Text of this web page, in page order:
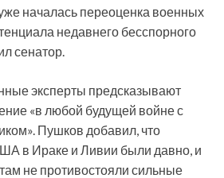
началась переоценка военных
недавнего бесспорного
сенатор.
эксперты предсказывают
«в любой будущей войне с
Пушков добавил, что
в Ираке и Ливии были давно, и
не противостояли сильные